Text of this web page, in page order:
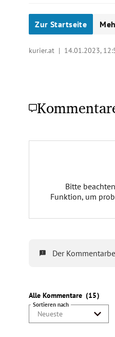
Zur Startseite
kurier.at | 14.01.2023,